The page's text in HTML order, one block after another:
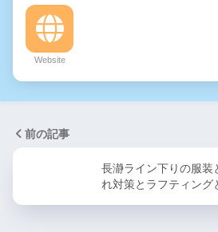
Website
前の記事
長瀞ライン下りの服装
れ対策とラフティング